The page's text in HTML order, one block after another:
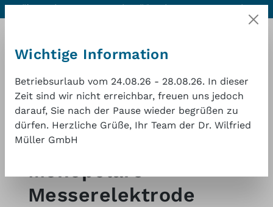
Hilfe & Kontakt
Hervorragende Qualität zu einem
1 Jahr
Shop HF-Chirurgie
Monopolare
Messerelektrode
Wichtige Information
Betriebsurlaub vom 24.08.26 - 28.08.26. In dieser
Zeit sind wir nicht erreichbar, freuen uns jedoch
darauf, Sie nach der Pause wieder begrüßen zu
dürfen. Herzliche Grüße, Ihr Team der Dr. Wilfried
Müller GmbH